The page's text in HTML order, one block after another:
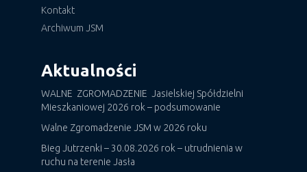
Kontakt
Archiwum JSM
Aktualności
WALNE ZGROMADZENIE Jasielskiej Spółdzielni
Mieszkaniowej 2026 rok – podsumowanie
Walne Zgromadzenie JSM w 2026 roku
Bieg Jutrzenki – 30.08.2026 rok – utrudnienia w
ruchu na terenie Jasła